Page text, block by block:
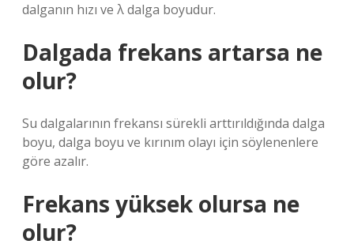
dalganın hızı ve λ dalga boyudur.
Dalgada frekans artarsa ne
olur?
Su dalgalarının frekansı sürekli arttırıldığında dalga
boyu, dalga boyu ve kırınım olayı için söylenenlere
göre azalır.
Frekans yüksek olursa ne
olur?